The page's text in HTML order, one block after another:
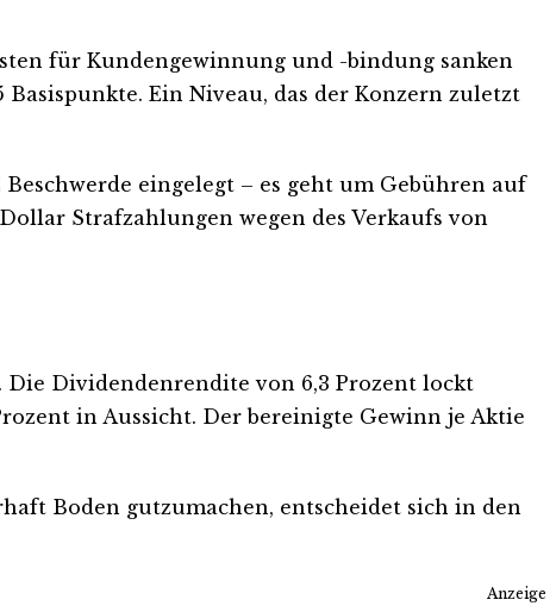
für Kundengewinnung und -bindung sanken
Ein Niveau, das der Konzern zuletzt
eingelegt – es geht um Gebühren auf
Strafzahlungen wegen des Verkaufs von
Die Dividendenrendite von 6,3 Prozent lockt
in Aussicht. Der bereinigte Gewinn je Aktie
Boden gutzumachen, entscheidet sich in den
Anzeige